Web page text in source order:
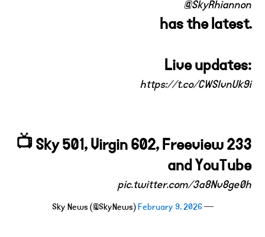
@SkyRhiannon
has the latest.
Live updates:
https://t.co/CWSlvnUk9i
📺 Sky 501, Virgin 602, Freeview 233
and YouTube
pic.twitter.com/3a8Nv8ge0h
— Sky News (@SkyNews)
February 9, 2026